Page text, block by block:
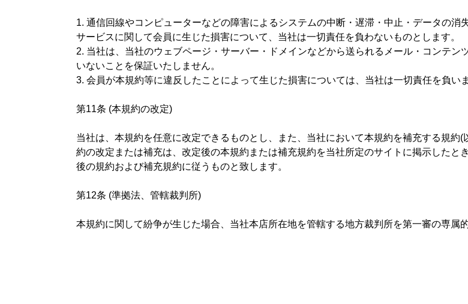
1. 通信回線やコンピューターなどの障害によるシステムの中断・遅滞・中止・データの
サービスに関して会員に生じた損害について、当社は一切責任を負わないものとします。
2. 当社は、当社のウェブページ・サーバー・ドメインなどから送られるメール・コンテ
いないことを保証いたしません。
3. 会員が本規約等に違反したことによって生じた損害については、当社は一切責任を負いま
第11条 (本規約の改定)
当社は、本規約を任意に改定できるものとし、また、当社において本規約を補充する規約
約の改定または補充は、改定後の本規約または補充規約を当社所定のサイトに掲示した
後の規約および補充規約に従うものと致します。
第12条 (準拠法、管轄裁判所)
本規約に関して紛争が生じた場合、当社本店所在地を管轄する地方裁判所を第一審の専属